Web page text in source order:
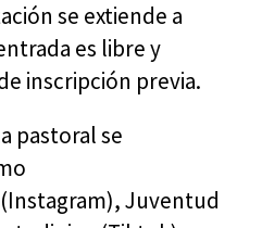
se extiende a
es libre y
inscripción previa.
pastoral se
Juventud